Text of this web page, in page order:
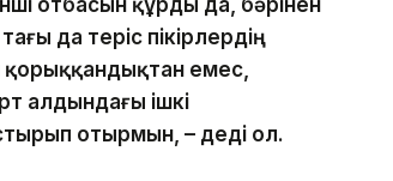
да теріс пікірлердің
қорыққандықтан емес,
алдындағы ішкі
отырмын, – деді ол.